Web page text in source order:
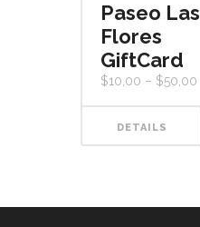
Paseo Las
Flores
GiftCard
$10,00 – $50,00
DETAILS